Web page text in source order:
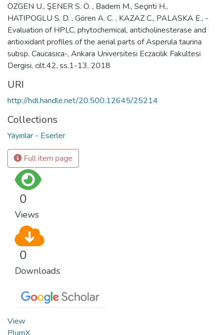
ÖZGEN U., ŞENER S. Ö. , Badem M., Seçinti H.,
HATIPOGLU S. D. , Gören A. C. , KAZAZ C., PALASKA E., -
Evaluation of HPLC, phytochemical, anticholinesterase and
antioxidant profiles of the aerial parts of Asperula taurina
subsp. Caucasica-, Ankara Universitesi Eczacilik Fakultesi
Dergisi, cilt.42, ss.1-13, 2018
URI
http://hdl.handle.net/20.500.12645/25214
Collections
Yayınlar - Eserler
Full item page
0
Views
0
Downloads
View